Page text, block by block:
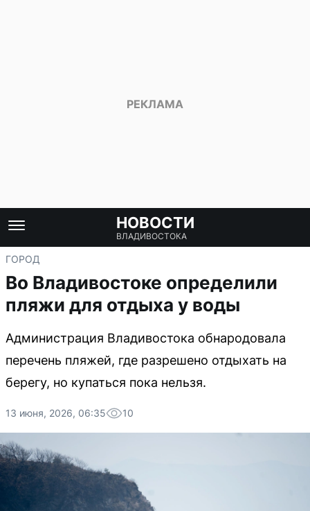
НОВОСТИ
ВЛАДИВОСТОКА
ГОРОД
Во Владивостоке определили
пляжи для отдыха у воды
Администрация Владивостока обнародовала
перечень пляжей, где разрешено отдыхать на
берегу, но купаться пока нельзя.
13 июня, 2026, 06:35 10